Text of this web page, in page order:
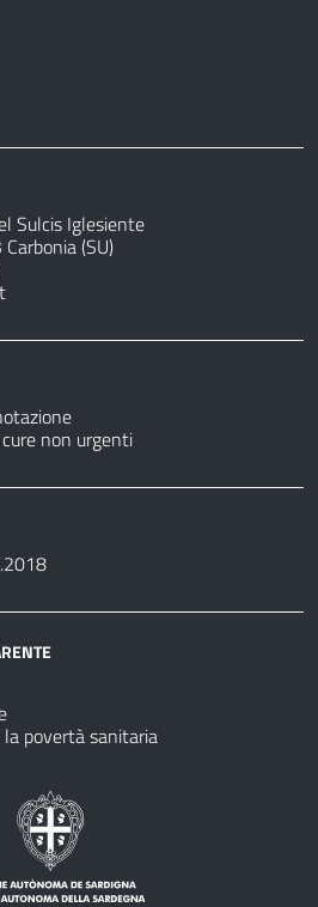
Sulcis Iglesiente
(SU)
non urgenti
povertà sanitaria